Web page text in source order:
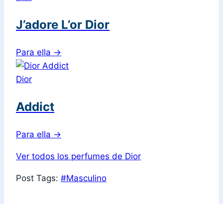
J’adore L’or Dior
Para ella →
Dior
Addict
Para ella →
Ver todos los perfumes de Dior
Post Tags: #Masculino